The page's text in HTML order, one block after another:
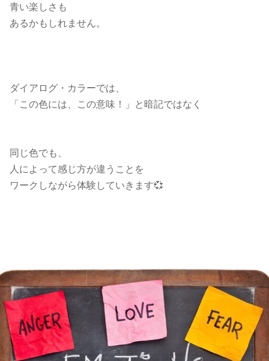
青い楽しさも
あるかもしれません。
ダイアログ・カラーでは、
「この色には、この意味！」と暗記ではなく
同じ色でも、
人によって感じ方が違うことを
ワークしながら体験していきます💞